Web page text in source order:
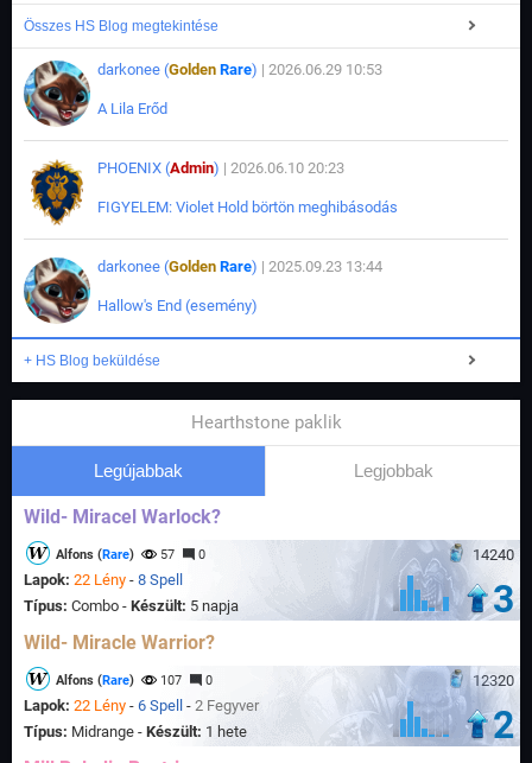
Összes HS Blog megtekintése
darkonee (Golden Rare) | 2026.06.29 10:53
A Lila Erőd
PHOENIX (Admin) | 2026.06.10 20:23
FIGYELEM: Violet Hold börtön meghibásodás
darkonee (Golden Rare) | 2025.09.23 13:44
Hallow's End (esemény)
+ HS Blog beküldése
Hearthstone paklik
Legújabbak Legjobbak
Wild- Miracel Warlock?
14240
Alfons (Rare) 57 0
Lapok: 22 Lény - 8 Spell
Típus: Combo - Készült: 5 napja 3
Wild- Miracle Warrior?
12320
Alfons (Rare) 107 0
Lapok: 22 Lény - 6 Spell - 2 Fegyver
Típus: Midrange - Készült: 1 hete 2